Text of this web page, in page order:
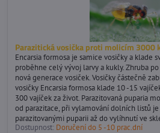
Parazitická vosička proti molicím 3000
Encarsia formosa je samice vosičky a klade
proběhne celý vývoj larvy a kukly. Zhruba
nová generace vosiček. Vosičky částečně
vosičky Encarsia formosa klade 10 -15
300 vajíček za život. Parazitovaná puparia
od parazitace, při vylamování dolních listů
parazitovanými puparii až do vylíhnutí ve
Dostupnost: Doručení do 5 -10 prac.dní